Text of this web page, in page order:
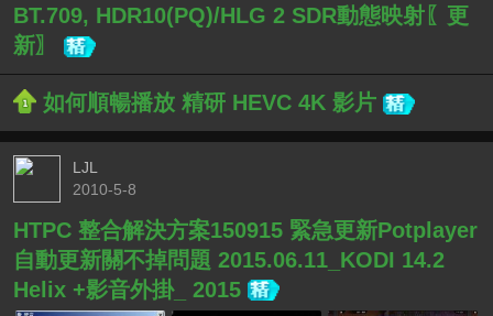
BT.709, HDR10(PQ)/HLG 2 SDR動態映射〖更
新〗
如何順暢播放 精研 HEVC 4K 影片
LJL
2010-5-8
HTPC 整合解決方案150915 緊急更新Potplayer
自動更新關不掉問題 2015.06.11_KODI 14.2
Helix +影音外掛_ 2015